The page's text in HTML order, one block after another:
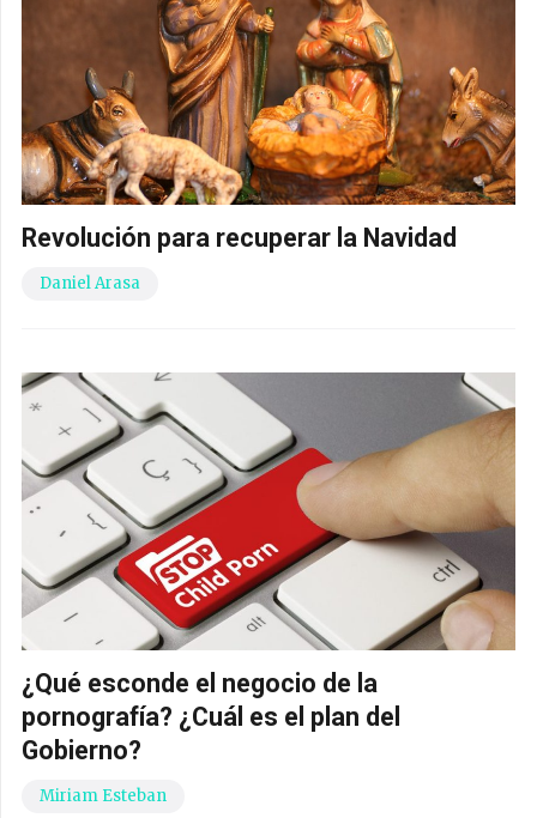
Revolución para recuperar la Navidad
Daniel Arasa
¿Qué esconde el negocio de la
pornografía? ¿Cuál es el plan del
Gobierno?
Miriam Esteban